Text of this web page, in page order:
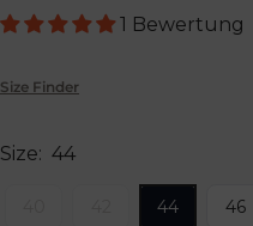
1 Bewertung
Size Finder
Size: 44
44 46